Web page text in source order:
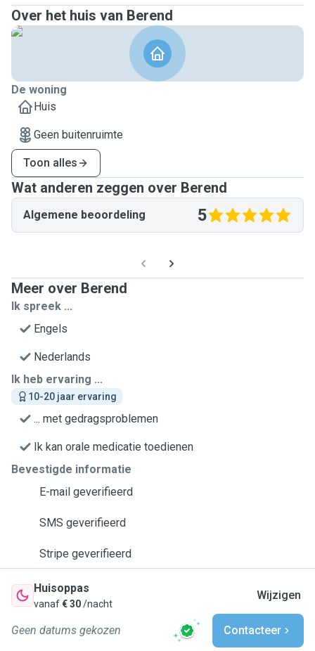
Over het huis van Berend
De woning
Huis
Geen buitenruimte
Toon alles
Wat anderen zeggen over Berend
Algemene beoordeling 5
Meer over Berend
Ik spreek ...
Engels
Nederlands
Ik heb ervaring ...
10-20 jaar ervaring
... met gedragsproblemen
Ik kan orale medicatie toedienen
Bevestigde informatie
E-mail geverifieerd
SMS geverifieerd
Stripe geverifieerd
Huisoppas
vanaf€ 30/nacht
Wijzigen
Geen datums gekozen Contacteer